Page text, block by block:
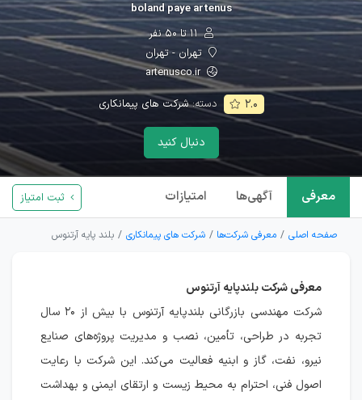
boland paye artenus
۱۱ تا ۵۰ نفر
تهران - تهران
artenusco.ir
۲.۰ دسته:شرکت های پیمانکاری
دنبال کنید
معرفی آگهی‌ها امتیازات ثبت امتیاز
صفحه اصلی معرفی شرکت‌ها شرکت های پیمانکاری بلند پایه آرتنوس
معرفی شرکت بلندپایه آرتنوس
شرکت مهندسی بازرگانی بلندپایه آرتنوس با بیش از ۲۰ سال
تجربه در طراحی، تأمین، نصب و مدیریت پروژه‌های صنایع
نیرو، نفت، گاز و ابنیه فعالیت می‌کند. این شرکت با رعایت
اصول فنی، احترام به محیط زیست و ارتقای ایمنی و بهداشت